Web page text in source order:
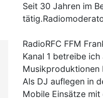
Seit 30 Jahren im
RadioRFC FFM
Kanal 1 betreibe
Musikproduktionen
Als DJ auflegen in
Mobile Einsätze